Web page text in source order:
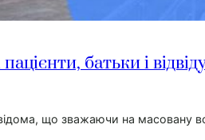
батьки і
що зважаючи на масовану